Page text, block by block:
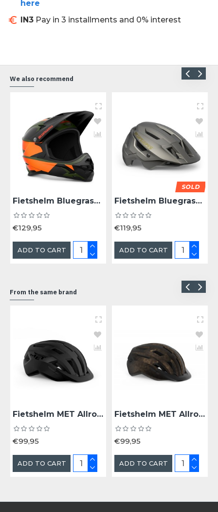
here
IN3 Pay in 3 installments and 0% interest
We also recommend
Fietshelm Bluegrass Intox - Green Gradient XS
€129,95
ADD TO CART
SOLD
Fietshelm Bluegrass Rogue - Solar Gray M
€119,95
ADD TO CART
From the same brand
Fietshelm MET Allroad - Black
€99,95
ADD TO CART
Fietshelm MET Allroad - Bronze
€99,95
ADD TO CART